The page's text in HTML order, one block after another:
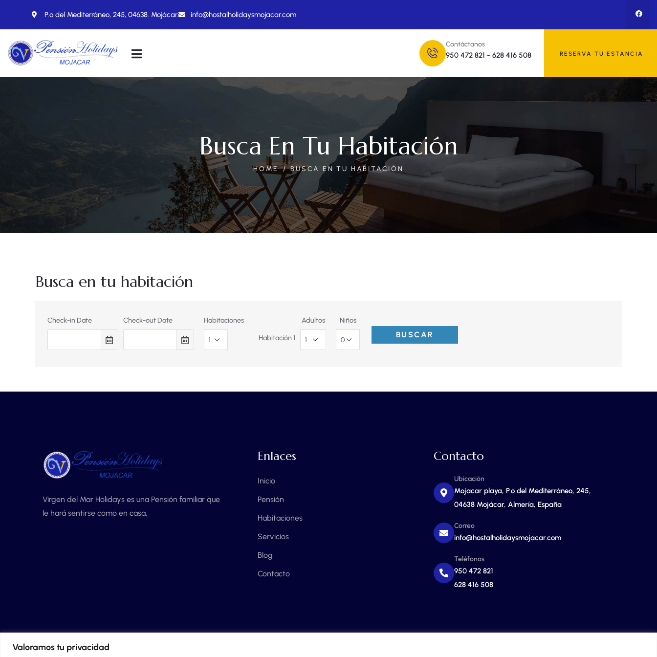
Valoramos tu privacidad
P.º del Mediterráneo, 245, 04638. Mojácar. info@hostalholidaysmojacar.com
Contáctanos
950 472 821 -628 416 508 RESERVA TU ESTANCIA
Busca En Tu Habitación
HOME BUSCA EN TU HABITACIÓN
Busca en tu habitación
Check-in Date Check-out Date
Habitaciones
Habitación 1
Adultos Niños
BUSCAR
Virgen del Mar Holidays es una Pensión familiar que
le hará sentirse como en casa.
Enlaces
Inicio
Pensión
Habitaciones
Servicios
Blog
Contacto
Contacto
Ubicación
Mojacar playa, P.º del Mediterráneo, 245,
04638 Mojácar, Almería, España
Correo
info@hostalholidaysmojacar.com
Teléfonos
950 472 821
628 416 508